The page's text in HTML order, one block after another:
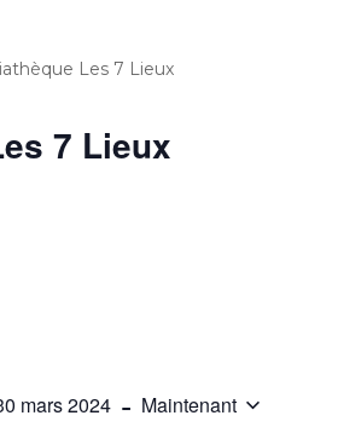
Les 7 Lieux
7 Lieux
mars 2024 - Maintenant